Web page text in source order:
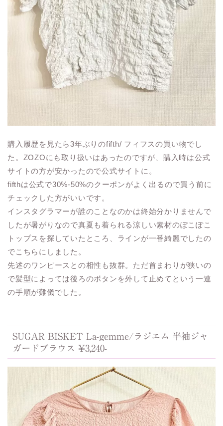
購入履歴を見たら3年ぶりのfifth/ フィフスの買い物でし
た。ZOZOにも取り扱いはあったのですが、購入時は公式
サイトの方が安かったので公式サイトに。
fifthは公式で30%-50%のクーポンがよく出るので買う前に
チェックした方がいいです。
インスタグラマーが誰のことなのかは終始分かりませんで
したが暑がりなので真夏も着られる涼しい素材のぽこぽこ
トップスを探していたところ、ラインが一番綺麗でしたの
でこちらにしました。
先述のワンピースとの相性も抜群。ただ首まわりが狭いの
で髪型によっては後ろのボタンを外して止めてという一連
の手順が難儀でした。
SUGAR BISKET La-gemme/ラジエム 半袖ジャ
ガードブラウス ¥3,240-